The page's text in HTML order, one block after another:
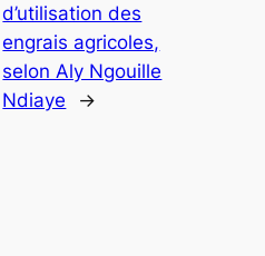
d’utilisation des
engrais agricoles,
selon Aly Ngouille
Ndiaye
→